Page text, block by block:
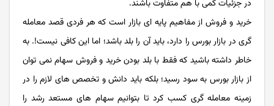
در جزئیات کمی با هم متفاوت باشند.
خرید و فروش از مفاهیم پایه ای بازار است که هر فردی قصد معامله
گری در بازار بورس را دارد، باید آن را بلد باشد؛ اما این کافی نیست!. به
خاطر داشته باشید که فقط با بلد بودن خرید و فروش سهام نمی توان
از بازار بورس به سود رسید؛ بلکه باید دانش و تخصص های لازم را در
زمینه معامله گری کسب کرد تا بتوانیم سهام های مستعد رشد را